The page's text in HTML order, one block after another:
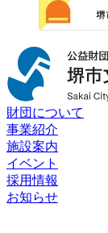
財団について
事業紹介
施設案内
イベント
採用情報
お知らせ